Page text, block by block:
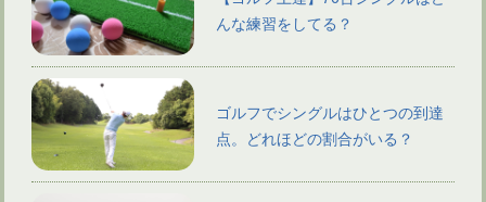
んな練習をしてる？
ゴルフでシングルはひとつの到達
点。どれほどの割合がいる？